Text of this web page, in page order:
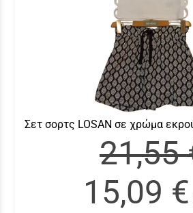
Σετ σορτς LOSAN σε χρώμα
21,55
15,09 €